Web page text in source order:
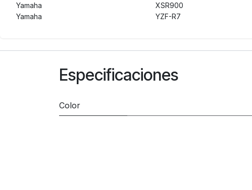
Yamaha
XSR900
Yamaha
YZF-R7
Especificaciones
Color